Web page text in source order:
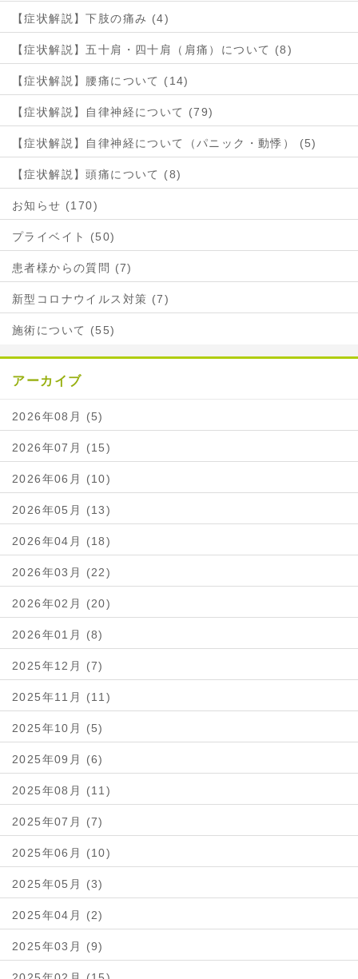
【症状解説】下肢の痛み (4)
【症状解説】五十肩・四十肩（肩痛）について (8)
【症状解説】腰痛について (14)
【症状解説】自律神経について (79)
【症状解説】自律神経について（パニック・動悸） (5)
【症状解説】頭痛について (8)
お知らせ (170)
プライベイト (50)
患者様からの質問 (7)
新型コロナウイルス対策 (7)
施術について (55)
アーカイブ
2026年08月 (5)
2026年07月 (15)
2026年06月 (10)
2026年05月 (13)
2026年04月 (18)
2026年03月 (22)
2026年02月 (20)
2026年01月 (8)
2025年12月 (7)
2025年11月 (11)
2025年10月 (5)
2025年09月 (6)
2025年08月 (11)
2025年07月 (7)
2025年06月 (10)
2025年05月 (3)
2025年04月 (2)
2025年03月 (9)